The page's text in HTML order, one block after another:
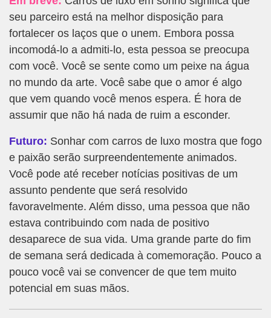
seu parceiro está na melhor disposição para
fortalecer os laços que o unem. Embora possa
incomodá-lo a admiti-lo, esta pessoa se preocupa
com você. Você se sente como um peixe na água
no mundo da arte. Você sabe que o amor é algo
que vem quando você menos espera. É hora de
assumir que não há nada de ruim a esconder.
Futuro: Sonhar com carros de luxo mostra que fogo
e paixão serão surpreendentemente animados.
Você pode até receber notícias positivas de um
assunto pendente que será resolvido
favoravelmente. Além disso, uma pessoa que não
estava contribuindo com nada de positivo
desaparece de sua vida. Uma grande parte do fim
de semana será dedicada à comemoração. Pouco a
pouco você vai se convencer de que tem muito
potencial em suas mãos.